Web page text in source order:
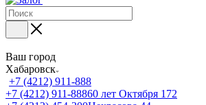
Ваш город
Хабаровск
+7 (4212) 911-888
+7 (4212) 911-88860 лет Октября 172